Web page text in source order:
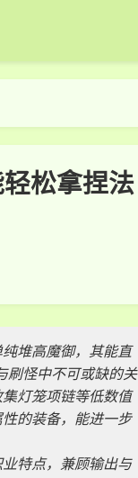
松拿捏法
堆高魔御，其能直
刷怪中不可或缺的关
灯笼项链等低数值
的装备，能进一步
特点，兼顾输出与